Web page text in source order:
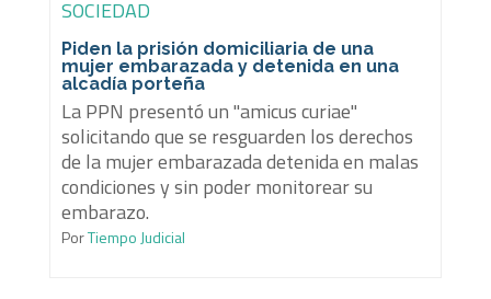
SOCIEDAD
Piden la prisión domiciliaria de una
mujer embarazada y detenida en una
alcadía porteña
La PPN presentó un "amicus curiae"
solicitando que se resguarden los derechos
de la mujer embarazada detenida en malas
condiciones y sin poder monitorear su
embarazo.
PorTiempo Judicial